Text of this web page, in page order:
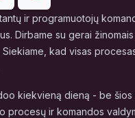
ir programuotojų
Dirbame su gerai
Siekiame, kad visas
kiekvieną dieną - be šios
procesų ir komandos